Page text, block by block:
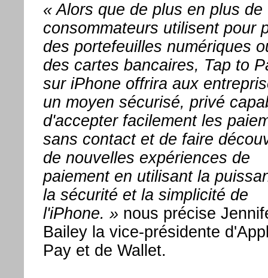
« Alors que de plus en plus de
consommateurs utilisent pour
des portefeuilles numériques
des cartes bancaires, Tap to
sur iPhone offrira aux
un moyen sécurisé, privé
d'accepter facilement les
sans contact et de faire
de nouvelles expériences de
paiement en utilisant la
la sécurité et la simplicité de
l'iPhone. » nous précise
Bailey la vice-présidente
Pay et de Wallet.